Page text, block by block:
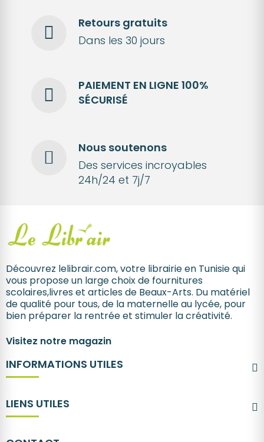
Retours gratuits
Dans les 30 jours
PAIEMENT EN LIGNE 100%
SÉCURISÉ
Nous soutenons
Des services incroyables
24h/24 et 7j/7
Découvrez lelibrair.com, votre librairie en Tunisie qui
vous propose un large choix de fournitures
scolaires,livres et articles de Beaux-Arts. Du matériel
de qualité pour tous, de la maternelle au lycée, pour
bien préparer la rentrée et stimuler la créativité.
Visitez notre magazin
INFORMATIONS UTILES
LIENS UTILES